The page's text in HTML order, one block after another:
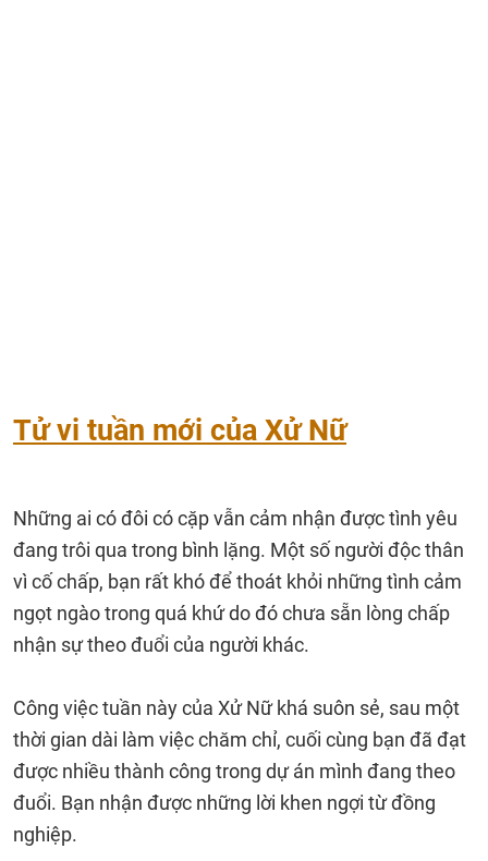
Tử vi tuần mới của Xử Nữ
Những ai có đôi có cặp vẫn cảm nhận được tình yêu
đang trôi qua trong bình lặng. Một số người độc thân
vì cố chấp, bạn rất khó để thoát khỏi những tình cảm
ngọt ngào trong quá khứ do đó chưa sẵn lòng chấp
nhận sự theo đuổi của người khác.
Công việc tuần này của Xử Nữ khá suôn sẻ, sau một
thời gian dài làm việc chăm chỉ, cuối cùng bạn đã đạt
được nhiều thành công trong dự án mình đang theo
đuổi. Bạn nhận được những lời khen ngợi từ đồng
nghiệp.